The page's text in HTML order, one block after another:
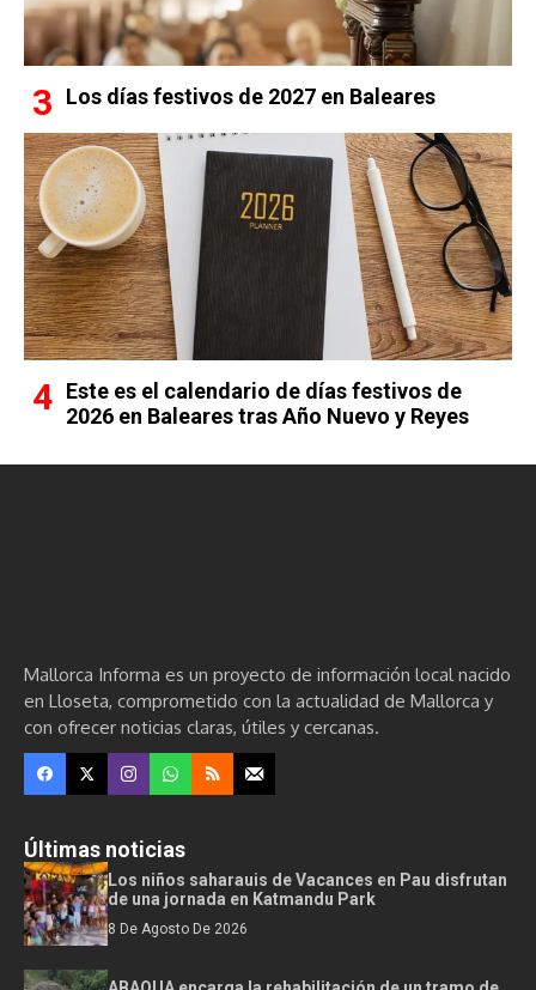
Los días festivos de 2027 en Baleares
Este es el calendario de días festivos de
2026 en Baleares tras Año Nuevo y Reyes
Mallorca Informa es un proyecto de información local nacido
en Lloseta, comprometido con la actualidad de Mallorca y
con ofrecer noticias claras, útiles y cercanas.
Últimas noticias
Los niños saharauis de Vacances en Pau disfrutan
de una jornada en Katmandu Park
8 De Agosto De 2026